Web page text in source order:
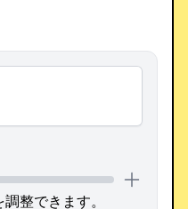
整できます。